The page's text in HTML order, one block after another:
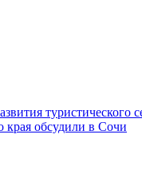
туристического
края обсудили в Сочи